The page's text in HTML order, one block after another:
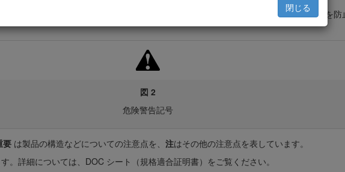
閉じる
めの警告記号（図
）を使用しております。これらは死亡事故を含む重大な人身事故を
図 2
危険警告記号
要 は製品の構造などについての注意点を、 注はその他の注意点を表しています。
。詳細については、DOC シート（規格適合証明書）をご覧ください。